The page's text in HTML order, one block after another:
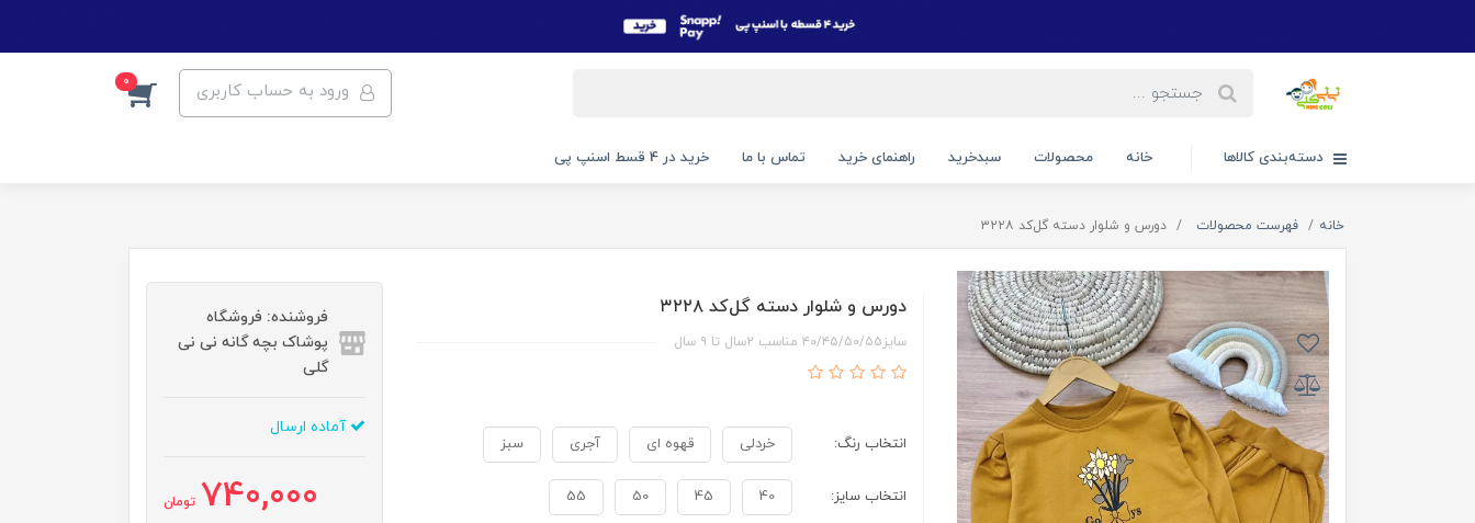
ورود به حساب کاربری 0
دسته‌بندی کالاها خانه محصولات سبدخرید راهنمای خرید تماس با ما خرید در 4 قسط اسنپ پی
خانه فهرست محصولات دورس و شلوار دسته گل‌کد ۳۲۲۸
دورس و شلوار دسته گل‌کد ۳۲۲۸
سایز۴۰/۴۵/۵۰/۵۵ مناسب ۲سال تا ۹ سال
انتخاب رنگ: خردلی قهوه ای آجری سبز
انتخاب سایز: 40
45
50
55
فروشنده: فروشگاه
پوشاک بچه گانه نی نی
گلی
آماده ارسال
740,000 تومان